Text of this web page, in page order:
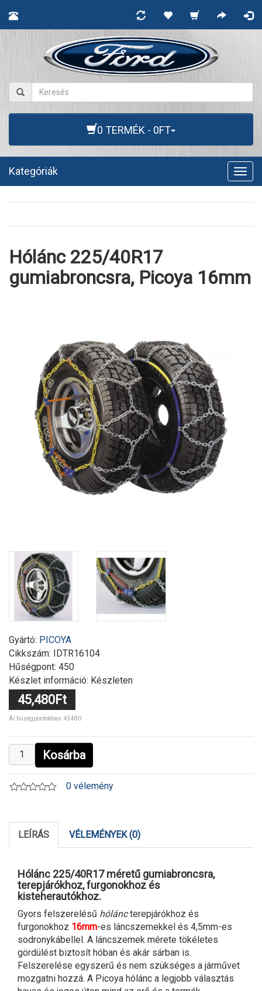
0 TERMÉK - 0FT
Kategóriák
Hólánc 225/40R17
gumiabroncsra, Picoya 16mm
Gyártó: PICOYA
Cikkszám: IDTR16104
Hűségpont: 450
Készlet információ: Készleten
45,480Ft
Ár hűségpontokban: 45480
Kosárba
0 vélemény
LEÍRÁS VÉLEMÉNYEK (0)
Hólánc 225/40R17 méretű gumiabroncsra,
terepjárókhoz, furgonokhoz és
kisteherautókhoz.
Gyors felszerelésű hóláncterepjárókhoz és
furgonokhoz 16mm-es láncszemekkel és 4,5mm-es
sodronykábellel. A láncszemek mérete tökéletes
gördülést biztosít hóban és akár sárban is.
Felszerelése egyszerű és nem szükséges a járművet
mozgatni hozzá. A Picoya hólánc a legjobb választás